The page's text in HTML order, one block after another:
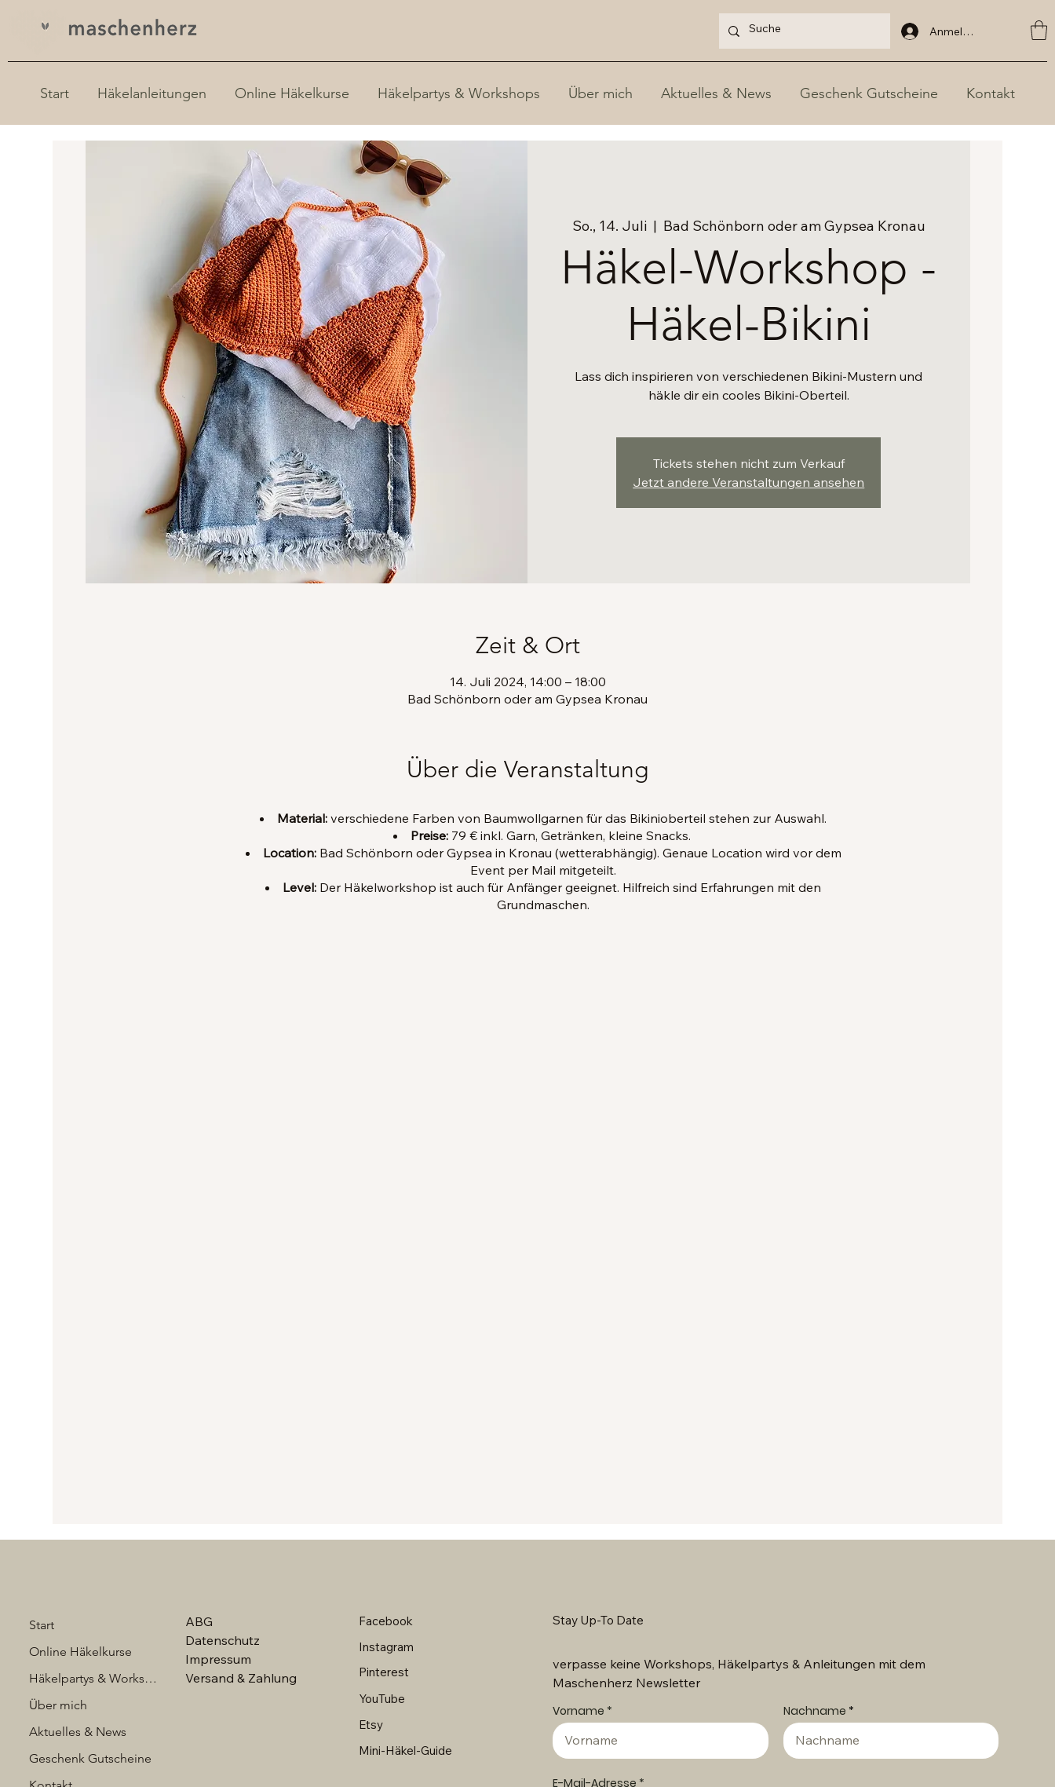
Anmelden
Start Häkelanleitungen Online Häkelkurse Häkelpartys & Workshops Über mich Aktuelles & News Geschenk Gutscheine Kontakt
So., 14. Juli
  |
Bad Schönborn oder am Gypsea Kronau
Häkel-Workshop -
Häkel-Bikini
Lass dich inspirieren von verschiedenen Bikini-Mustern und
häkle dir ein cooles Bikini-Oberteil.
Tickets stehen nicht zum Verkauf
Jetzt andere Veranstaltungen ansehen
Zeit & Ort
14. Juli 2024, 14:00 – 18:00
Bad Schönborn oder am Gypsea Kronau
Über die Veranstaltung
Material: verschiedene Farben von Baumwollgarnen für das Bikinioberteil stehen zur Auswahl.
Preise:79 € inkl. Garn, Getränken, kleine Snacks.
Location:Bad Schönborn oder Gypsea in Kronau (wetterabhängig). Genaue Location wird vor dem
Event per Mail mitgeteilt.
Level: Der Häkelworkshop ist auch für Anfänger geeignet. Hilfreich sind Erfahrungen mit den
Grundmaschen.
Start
Online Häkelkurse
Häkelpartys & Workshops
Über mich
Aktuelles & News
Geschenk Gutscheine
ABG
Datenschutz
Impressum
Versand & Zahlung
Facebook
Instagram
Pinterest
YouTube
Etsy
Mini-Häkel-Guide
Stay Up-To Date
verpasse keine Workshops, Häkelpartys & Anleitungen mit dem
Maschenherz Newsletter
Vorname
E-Mail-Adresse
Nachname